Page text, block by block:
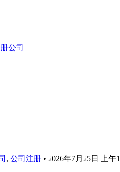
公司
, 公司注册 • 2026年7月25日 上午